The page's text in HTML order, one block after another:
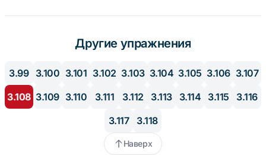
Другие упражнения
3.99 3.100 3.101 3.102 3.103 3.104 3.105 3.106 3.107
3.108 3.109 3.110 3.111 3.112 3.113 3.114 3.115
3.116
3.117
3.118
Наверх